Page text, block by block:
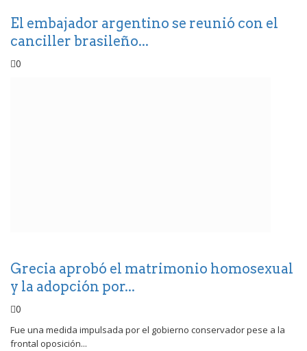
El embajador argentino se reunió con el
canciller brasileño...
0
Grecia aprobó el matrimonio homosexual
y la adopción por...
0
Fue una medida impulsada por el gobierno conservador pese a la
frontal oposición...